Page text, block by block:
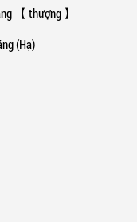
【 thượng 】
(Hạ)